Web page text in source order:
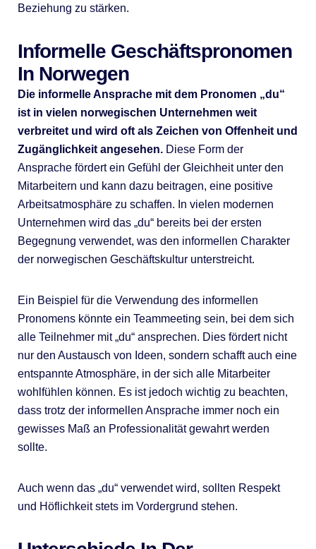
Beziehung zu stärken.
Informelle Geschäftspronomen
In Norwegen
Die informelle Ansprache mit dem Pronomen „du“
ist in vielen norwegischen Unternehmen weit
verbreitet und wird oft als Zeichen von Offenheit und
Zugänglichkeit angesehen.Diese Form der
Ansprache fördert ein Gefühl der Gleichheit unter den
Mitarbeitern und kann dazu beitragen, eine positive
Arbeitsatmosphäre zu schaffen. In vielen modernen
Unternehmen wird das „du“ bereits bei der ersten
Begegnung verwendet, was den informellen Charakter
der norwegischen Geschäftskultur unterstreicht.
Ein Beispiel für die Verwendung des informellen
Pronomens könnte ein Teammeeting sein, bei dem sich
alle Teilnehmer mit „du“ ansprechen. Dies fördert nicht
nur den Austausch von Ideen, sondern schafft auch eine
entspannte Atmosphäre, in der sich alle Mitarbeiter
wohlfühlen können. Es ist jedoch wichtig zu beachten,
dass trotz der informellen Ansprache immer noch ein
gewisses Maß an Professionalität gewahrt werden
sollte.
Auch wenn das „du“ verwendet wird, sollten Respekt
und Höflichkeit stets im Vordergrund stehen.